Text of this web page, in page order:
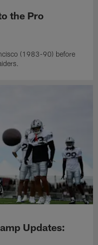
the Pro
(1983-90) before
Updates: